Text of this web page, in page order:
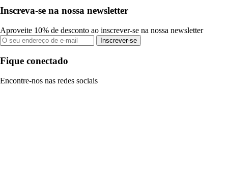
Inscreva-se na nossa newsletter
Aproveite 10% de desconto ao inscrever-se na nossa newsletter
Inscrever-se
Fique conectado
Encontre-nos nas redes sociais